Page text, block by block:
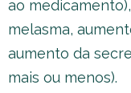
ao
melasma,
aumento da
mais ou menos).